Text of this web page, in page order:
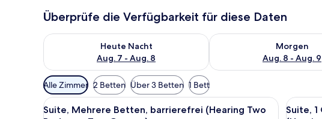
Überprüfe die Verfügbarkeit für diese Daten
Heute Nacht
Aug. 7 - Aug. 8
Überprüfe die Verfügbarkeit für heute Nacht, Aug. 7 - Aug. 8.
Morgen
Aug. 8 - Aug. 9
Überprüfe die
Verfügbare
Filter
für
Alle Zimmer 2 Betten Über 3 Betten 1 Bett
Alle
Ein Hotelzimmer mit einem großen Bett,
10
Suite, Mehrere Betten, barrierefrei (Hearing Two
Alle
7
Suite,